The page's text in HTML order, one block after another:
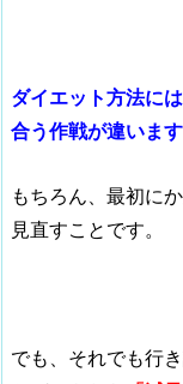
ダイエット方法に
合う作戦が違います
もちろん、最初に
見直すことです。
でも、それでも行